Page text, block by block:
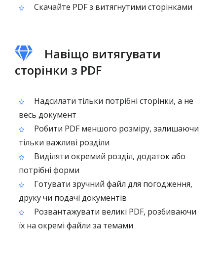
Скачайте PDF з витягнутими сторінками
Навіщо витягувати
сторінки з PDF
Надсилати тільки потрібні сторінки, а не
весь документ
Робити PDF меншого розміру, залишаючи
тільки важливі розділи
Виділяти окремий розділ, додаток або
потрібні форми
Готувати зручний файл для погодження,
друку чи подачі документів
Розвантажувати великі PDF, розбиваючи
їх на окремі файли за темами